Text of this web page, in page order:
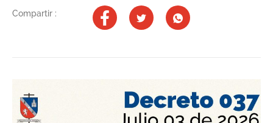
Compartir :